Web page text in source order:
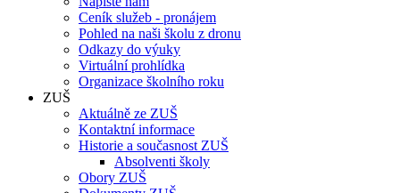
Ceník služeb - pronájem
Pohled na naši školu z dronu
Odkazy do výuky
Virtuální prohlídka
Organizace školního roku
ZUŠ
Aktuálně ze ZUŠ
Kontaktní informace
Historie a současnost ZUŠ
Absolventi školy
Obory ZUŠ